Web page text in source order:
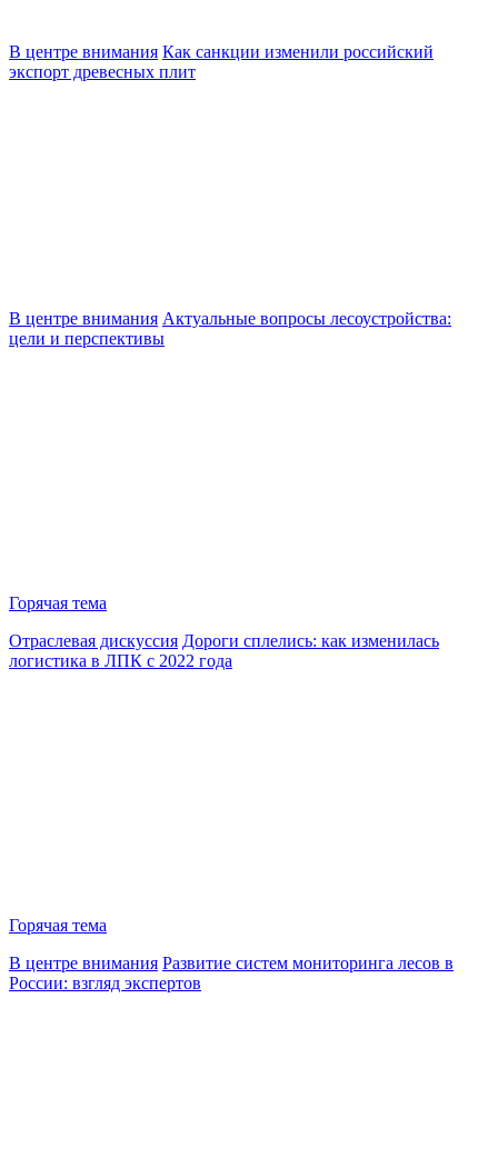
В центре внимания Как санкции изменили российский
экспорт древесных плит
В центре внимания Актуальные вопросы лесоустройства:
цели и перспективы
Горячая тема
Отраслевая дискуссия Дороги сплелись: как изменилась
логистика в ЛПК с 2022 года
Горячая тема
В центре внимания Развитие систем мониторинга лесов в
России: взгляд экспертов